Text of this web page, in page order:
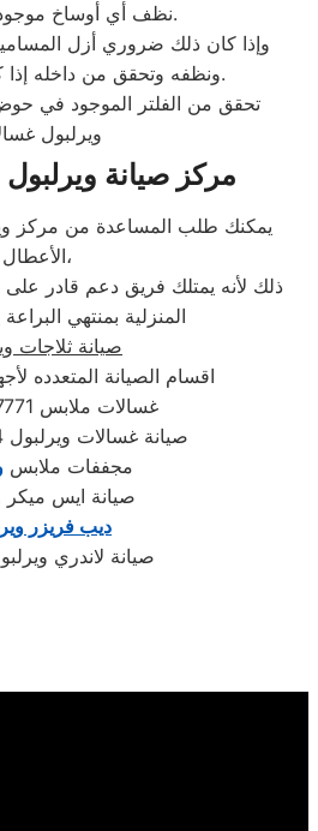
نظف أي أوساخ موجودة على الفلتر.
وإذا كان ذلك ضروري أزل
ونظفه وتحقق من داخله إذا كان هناك أي أوساخ.
تحقق من الفلتر الموجود في
ويرلبول
مركز صيانة
يمكنك طلب المساعدة من مركز
الأعطال،
ذلك لأنه يمتلك فريق دعم قادر على
المنزلية بمنتهي البراعة
صيانة ثلاجات
اقسام الصيانة المتعدده
غسالات ملابس 01129347771
صيانة غسالات ويرلبول 01010916814
مجففات ملابس
صيانة ايس ميكر
ديب فريزر
صيانة لاندري